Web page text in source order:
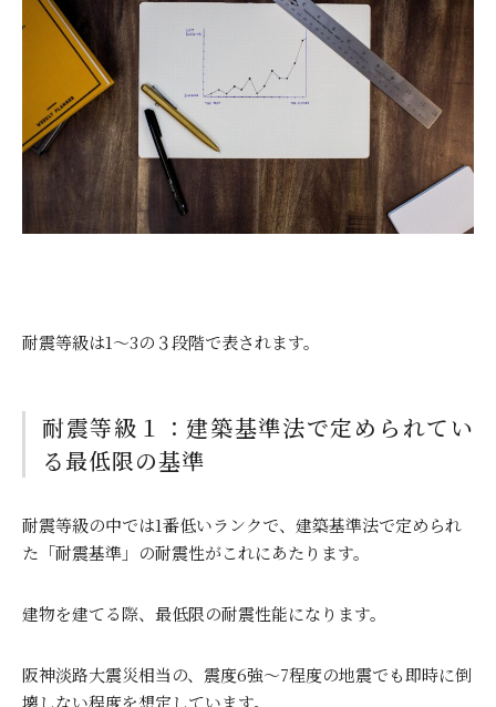
耐震等級は1～3の３段階で表されます。
耐震等級１：建築基準法で定められてい
る最低限の基準
耐震等級の中では1番低いランクで、建築基準法で定められ
た「耐震基準」の耐震性がこれにあたります。
建物を建てる際、最低限の耐震性能になります。
阪神淡路大震災相当の、震度6強～7程度の地震でも即時に倒
壊しない程度を想定しています。